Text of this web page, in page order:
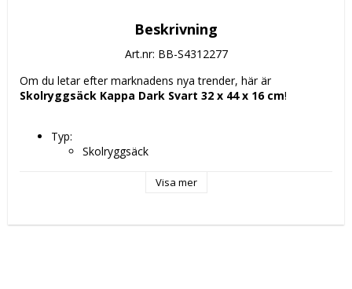
Beskrivning
Art.nr: BB-S4312277
Om du letar efter marknadens nya trender, här är
Skolryggsäck Kappa Dark Svart 32 x 44 x 16 cm!
Typ:
Skolryggsäck
Upper handle
Visa mer